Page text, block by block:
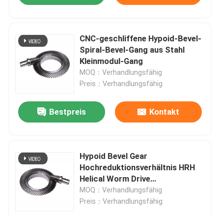
CNC-geschliffene Hypoid-Bevel-
Spiral-Bevel-Gang aus Stahl
Kleinmodul-Gang
MOQ：Verhandlungsfähig
Preis：Verhandlungsfähig
Bestpreis Kontakt
Hypoid Bevel Gear
Hochreduktionsverhältnis HRH
Helical Worm Drive
Hochdrehmoment
MOQ：Verhandlungsfähig
Preis：Verhandlungsfähig